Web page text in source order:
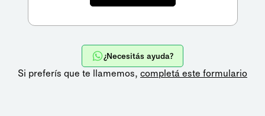
¿Necesitás ayuda?
Si preferís que te llamemos, completá este formulario